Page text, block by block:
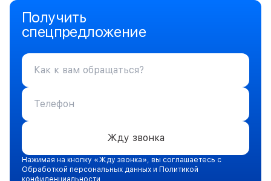
Получить
спецпредложение
Жду звонка
Нажимая на кнопку «Жду звонка», вы соглашаетесь с
Обработкой персональных данных и Политикой
конфиденциальности